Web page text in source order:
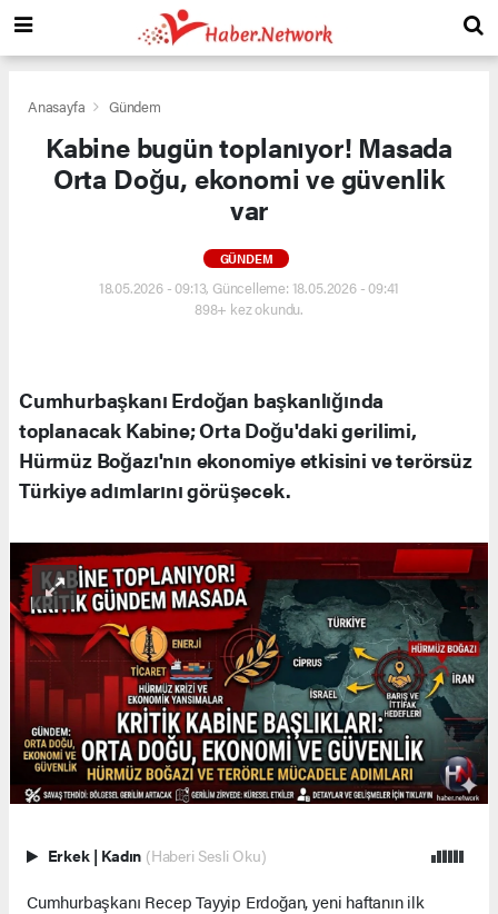
Anasayfa Gündem
Kabine bugün toplanıyor! Masada
Orta Doğu, ekonomi ve güvenlik
var
GÜNDEM
18.05.2026 - 09:13, Güncelleme: 18.05.2026 - 09:41
898+ kez okundu.
Cumhurbaşkanı Erdoğan başkanlığında
toplanacak Kabine; Orta Doğu'daki gerilimi,
Hürmüz Boğazı'nın ekonomiye etkisini ve terörsüz
Türkiye adımlarını görüşecek.
Erkek | Kadın (Haberi Sesli Oku)
Cumhurbaşkanı Recep Tayyip Erdoğan, yeni haftanın ilk